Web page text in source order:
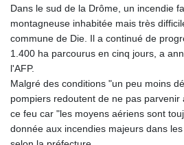
NPR
NZD
OMR
PAB
PGK
PHP
PKR
PLN
Dans le sud de la Drôme, un incendie
montagneuse inhabitée mais très
commune de Die. Il a continué de
1.400 ha parcourus en cinq jours, a
l'AFP.
Malgré des conditions "un peu moins
pompiers redoutent de ne pas
ce feu car "les moyens aériens sont
donnée aux incendies majeurs dans